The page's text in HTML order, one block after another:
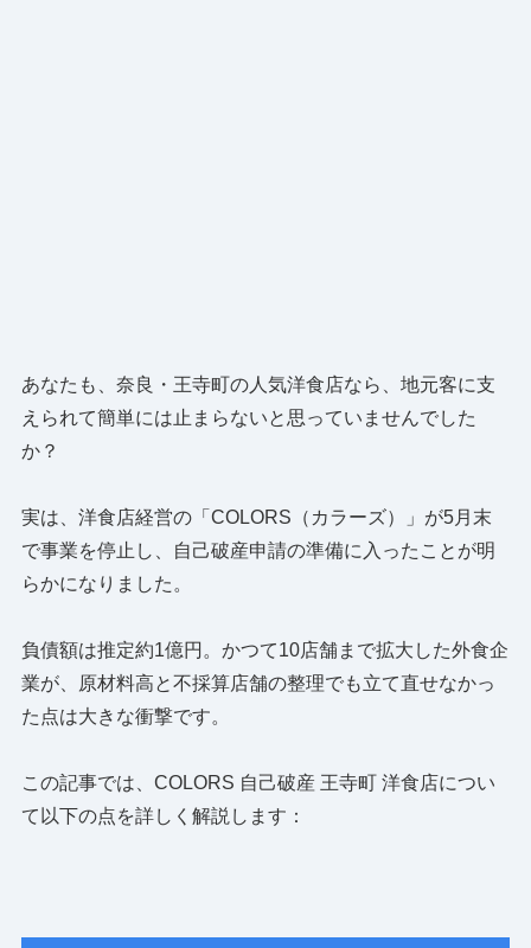
あなたも、奈良・王寺町の人気洋食店なら、地元客に支
えられて簡単には止まらないと思っていませんでした
か？
実は、洋食店経営の「COLORS（カラーズ）」が5月末
で事業を停止し、自己破産申請の準備に入ったことが明
らかになりました。
負債額は推定約1億円。かつて10店舗まで拡大した外食企
業が、原材料高と不採算店舗の整理でも立て直せなかっ
た点は大きな衝撃です。
この記事では、COLORS 自己破産 王寺町 洋食店につい
て以下の点を詳しく解説します：